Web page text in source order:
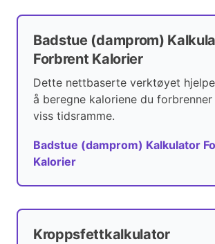
Badstue (damprom)
Forbrent Kalorier
Dette nettbaserte verktøyet
å beregne kaloriene du
viss tidsramme.
Badstue (damprom) Kalkulator
Kalorier
Kroppsfettkalkulator